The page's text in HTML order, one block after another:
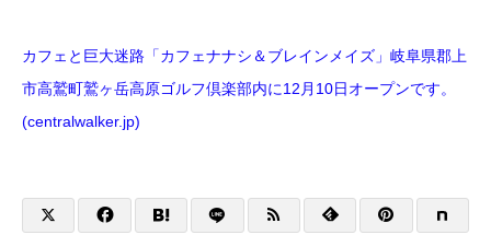
カフェと巨大迷路「カフェナナシ＆ブレインメイズ」岐阜県郡上
市高鷲町鷲ヶ岳高原ゴルフ倶楽部内に12月10日オープンです。
(centralwalker.jp)